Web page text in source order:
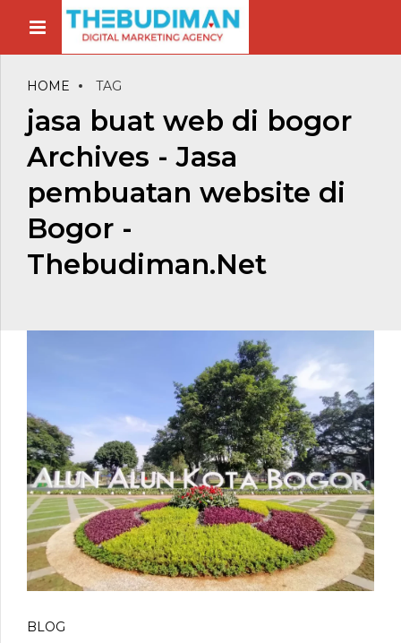
HOME TAG
jasa buat web di bogor
Archives - Jasa
pembuatan website di
Bogor -
Thebudiman.Net
BLOG